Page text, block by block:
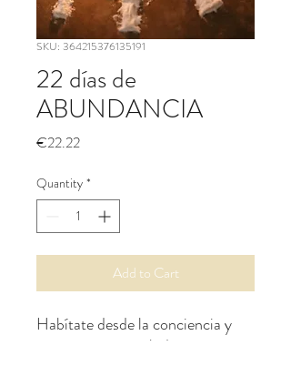
SKU: 364215376135191
22 días de
ABUNDANCIA
€22.22Price
Quantity *
Add to Cart
Habítate desde la conciencia y
conecta con tu sabiduría interior